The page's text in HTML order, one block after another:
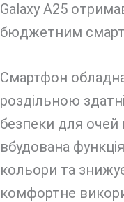
Galaxy A25
бюджетним
Смартфон
роздільною
безпеки для очей
вбудована
кольори та
комфортне